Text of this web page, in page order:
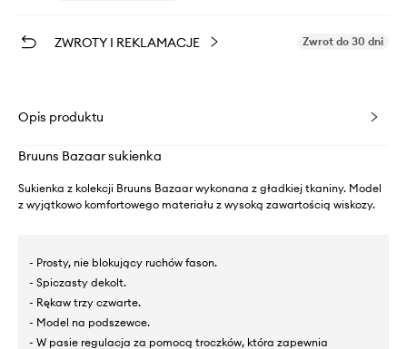
ZWROTY I REKLAMACJE Zwrot do 30 dni
Opis produktu
Bruuns Bazaar sukienka
Sukienka z kolekcji Bruuns Bazaar wykonana z gładkiej tkaniny. Model
z wyjątkowo komfortowego materiału z wysoką zawartością wiskozy.
- Prosty, nie blokujący ruchów fason.
- Spiczasty dekolt.
- Rękaw trzy czwarte.
- Model na podszewce.
- W pasie regulacja za pomocą troczków, która zapewnia